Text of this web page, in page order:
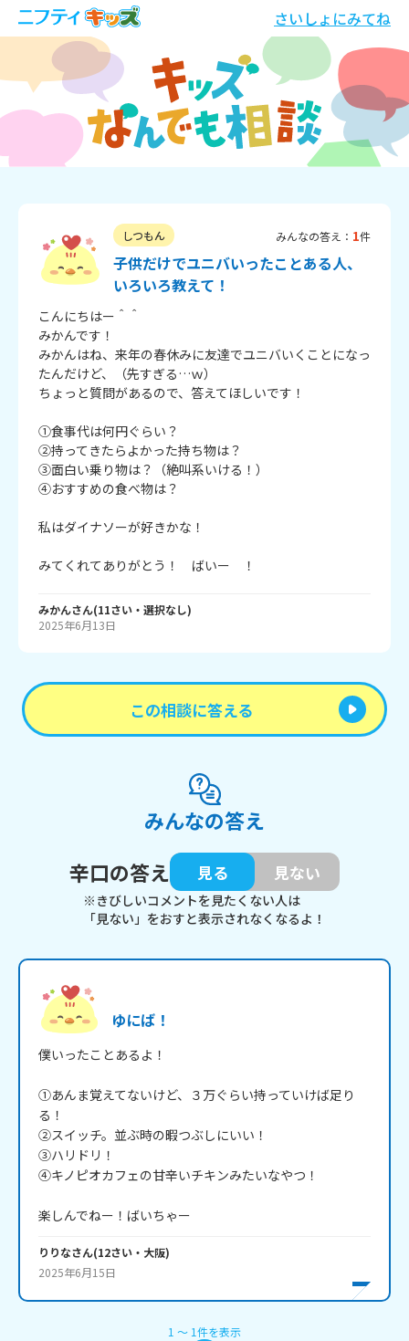
さいしょにみてね
しつもん みんなの答え： 1件
子供だけでユニバいったことある人、
いろいろ教えて！
こんにちはー＾＾
みかんです！
みかんはね、来年の春休みに友達でユニバいくことになっ
たんだけど、（先すぎる…ｗ）
ちょっと質問があるので、答えてほしいです！
①食事代は何円ぐらい？
②持ってきたらよかった持ち物は？
③面白い乗り物は？（絶叫系いける！）
④おすすめの食べ物は？
私はダイナソーが好きかな！
みてくれてありがとう！　ばいー　！
みかんさん(11さい・ 選択なし)
2025年6月13日
この相談に答える
みんなの答え
辛口の答え
見る 見ない
※きびしいコメントを見たくない人は
「見ない」をおすと表示されなくなるよ！
ゆにば！
僕いったことあるよ！
①あんま覚えてないけど、３万ぐらい持っていけば足り
る！
②スイッチ。並ぶ時の暇つぶしにいい！
③ハリドリ！
④キノピオカフェの甘辛いチキンみたいなやつ！
楽しんでねー！ばいちゃー
りりなさん(12さい・ 大阪)
2025年6月15日
1 〜 1件を表示